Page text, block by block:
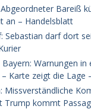
Bareiß
an – Handelsblatt
Sebastian darf dort
Warnungen in
Karte zeigt die Lage
Missverständliche
Trump kommt